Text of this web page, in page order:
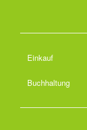
Einkauf
Buchhaltung